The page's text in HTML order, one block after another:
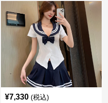
¥7,330 (税込)